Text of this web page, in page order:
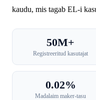
kaudu, mis tagab EL-i
50M+
Registreeritud kasutajat
0.02%
Madalaim maker-tasu